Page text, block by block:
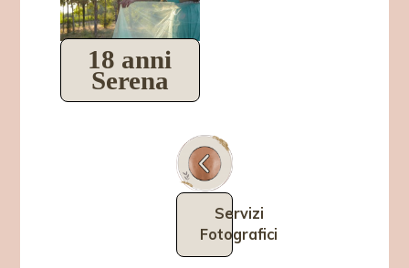
18 anni
Serena
Servizi
Fotografici